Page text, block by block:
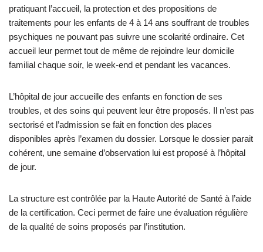
pratiquant l’accueil, la protection et des propositions de
traitements pour les enfants de 4 à 14 ans souffrant de troubles
psychiques ne pouvant pas suivre une scolarité ordinaire. Cet
accueil leur permet tout de même de rejoindre leur domicile
familial chaque soir, le week-end et pendant les vacances.
L’hôpital de jour accueille des enfants en fonction de ses
troubles, et des soins qui peuvent leur être proposés. Il n’est pas
sectorisé et l’admission se fait en fonction des places
disponibles après l’examen du dossier. Lorsque le dossier parait
cohérent, une semaine d’observation lui est proposé à l’hôpital
de jour.
La structure est contrôlée par la Haute Autorité de Santé à l’aide
de la certification. Ceci permet de faire une évaluation régulière
de la qualité de soins proposés par l’institution.